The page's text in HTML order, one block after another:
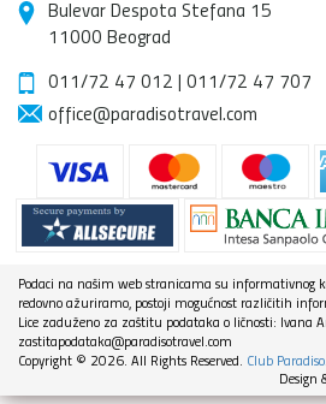
Bulevar Despota Stefana 15
11000 Beograd
011/72 47 012 | 011/72 47 707
office@paradisotravel.com
Podaci na našim web stranicama su informativnog
redovno ažuriramo, postoji mogućnost različitih
Lice zaduženo za zaštitu podataka o ličnosti:
zastitapodataka@paradisotravel.com
Copyright © 2026. All Rights Reserved. Club Paradiso
Design